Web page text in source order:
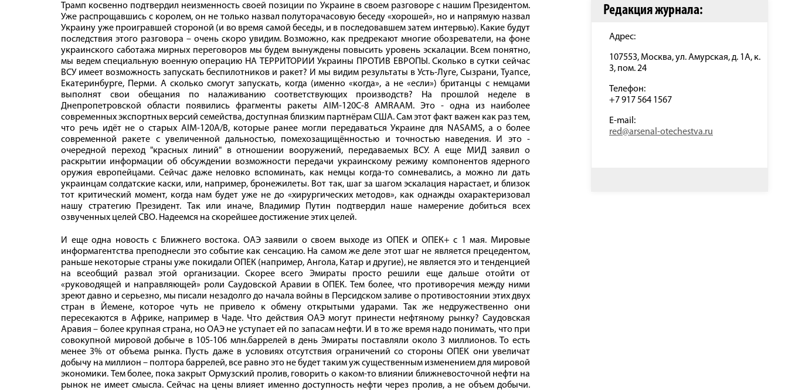
Трамп косвенно подтвердил неизменность своей позиции по Украине в своем разговоре с нашим Президентом.
Уже распрощавшись с королем, он не только назвал полуторачасовую беседу «хорошей», но и напрямую назвал
Украину уже проигравшей стороной (и во время самой беседы, и в последовавшем затем интервью). Какие будут
последствия этого разговора – очень скоро увидим. Возможно, как предрекают многие обозреватели, на фоне
украинского саботажа мирных переговоров мы будем вынуждены повысить уровень эскалации. Всем понятно,
мы ведем специальную военную операцию НА ТЕРРИТОРИИ Украины ПРОТИВ ЕВРОПЫ. Сколько в сутки сейчас
ВСУ имеет возможность запускать беспилотников и ракет? И мы видим результаты в Усть-Луге, Сызрани, Туапсе,
Екатеринбурге, Перми. А сколько смогут запускать, когда (именно «когда», а не «если») британцы с немцами
выполнят свои обещания по налаживанию соответствующих производств? На прошлой неделе в
Днепропетровской области появились фрагменты ракеты AIM-120C-8 AMRAAM. Это - одна из наиболее
современных экспортных версий семейства, доступная близким партнёрам США. Сам этот факт важен как раз тем,
что речь идёт не о старых AIM-120A/B, которые ранее могли передаваться Украине для NASAMS, а о более
современной ракете с увеличенной дальностью, помехозащищённостью и точностью наведения. И это -
очередной переход "красных линий" в отношении вооружений, передаваемых ВСУ. А еще МИД заявил о
раскрытии информации об обсуждении возможности передачи украинскому режиму компонентов ядерного
оружия европейцами. Сейчас даже неловко вспоминать, как немцы когда-то сомневались, а можно ли дать
украинцам солдатские каски, или, например, бронежилеты. Вот так, шаг за шагом эскалация нарастает, и близок
тот критический момент, когда нам будет уже не до «хирургических методов», как однажды охарактеризовал
нашу стратегию Президент. Так или иначе, Владимир Путин подтвердил наше намерение добиться всех
озвученных целей СВО. Надеемся на скорейшее достижение этих целей.
И еще одна новость с Ближнего востока. ОАЭ заявили о своем выходе из ОПЕК и ОПЕК+ с 1 мая. Мировые
информагентства преподнесли это событие как сенсацию. На самом же деле этот шаг не является прецедентом,
раньше некоторые страны уже покидали ОПЕК (например, Ангола, Катар и другие), не является это и тенденцией
на всеобщий развал этой организации. Скорее всего Эмираты просто решили еще дальше отойти от
«руководящей и направляющей» роли Саудовской Аравии в ОПЕК. Тем более, что противоречия между ними
зреют давно и серьезно, мы писали незадолго до начала войны в Персидском заливе о противостоянии этих двух
стран в Йемене, которое чуть не привело к обмену открытыми ударами. Так же недружественно они
пересекаются в Африке, например в Чаде. Что действия ОАЭ могут принести нефтяному рынку? Саудовская
Аравия – более крупная страна, но ОАЭ не уступает ей по запасам нефти. И в то же время надо понимать, что при
совокупной мировой добыче в 105-106 млн.баррелей в день Эмираты поставляли около 3 миллионов. То есть
менее 3% от объема рынка. Пусть даже в условиях отсутствия ограничений со стороны ОПЕК они увеличат
добычу на миллион – полтора баррелей, все равно это не будет таким уж существенным изменением для мировой
экономики. Тем более, пока закрыт Ормузский пролив, говорить о каком-то влиянии ближневосточной нефти на
рынок не имеет смысла. Сейчас на цены влияет именно доступность нефти через пролив, а не объем добычи.
Редакция журнала:
Адрес:
107553, Москва, ул. Амурская, д. 1А, к.
3, пом. 24
Телефон:
+7 917 564 1567
E-mail:
red@arsenal-otechestva.ru